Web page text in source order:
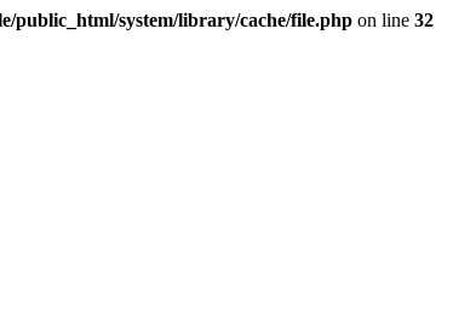
public_html/system/library/cache/file.php on line 32